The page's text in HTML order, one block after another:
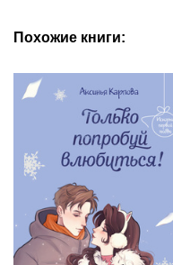
Похожие книги: